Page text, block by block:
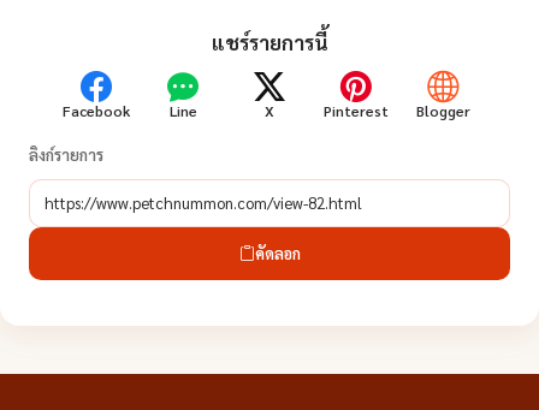
แชร์รายการนี้
Facebook Line X Pinterest Blogger
ลิงก์รายการ
คัดลอก